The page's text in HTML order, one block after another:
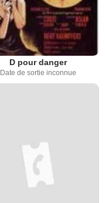
D pour danger
Date de sortie inconnue